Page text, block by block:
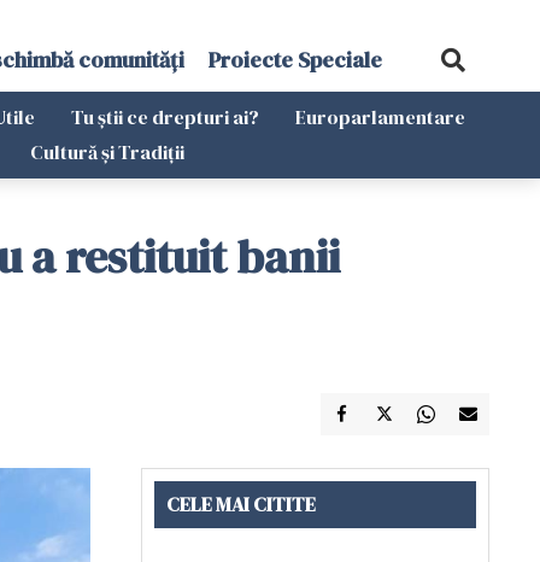
comunități Proiecte Speciale
Tu știi ce drepturi ai?
Europarlamentare
Cultură și Tradiții
a restituit banii
CELE MAI CITITE